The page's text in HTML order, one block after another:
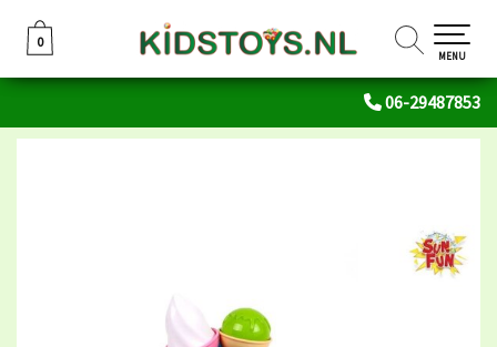
06-29487853
0
0
MENU